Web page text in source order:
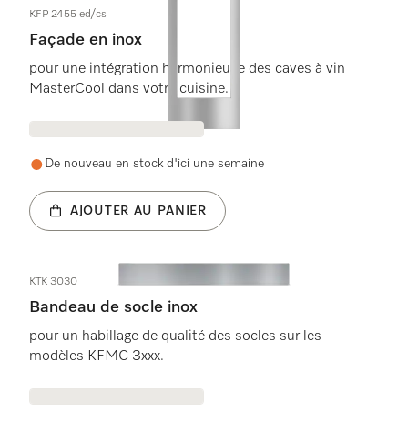
KFP 2455 ed/cs
Façade en inox
pour une intégration harmonieuse des caves à vin
MasterCool dans votre cuisine.
De nouveau en stock d'ici une semaine
AJOUTER AU PANIER
KTK 3030
Bandeau de socle inox
pour un habillage de qualité des socles sur les
modèles KFMC 3xxx.